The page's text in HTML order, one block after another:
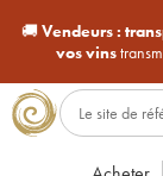
🚚Vendeurs :
vos vins